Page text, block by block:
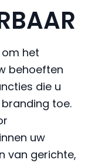
het
behoeften
die u
toe.
uw
van gerichte,